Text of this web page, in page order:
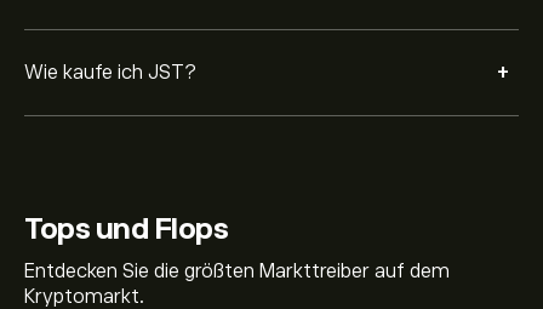
Wie kaufe ich JST? +
Tops und Flops
Entdecken Sie die größten Markttreiber auf dem
Kryptomarkt.